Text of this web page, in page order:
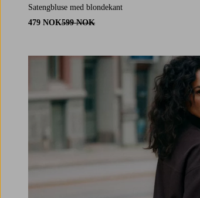
Satengbluse med blondekant
479 NOK599 NOK